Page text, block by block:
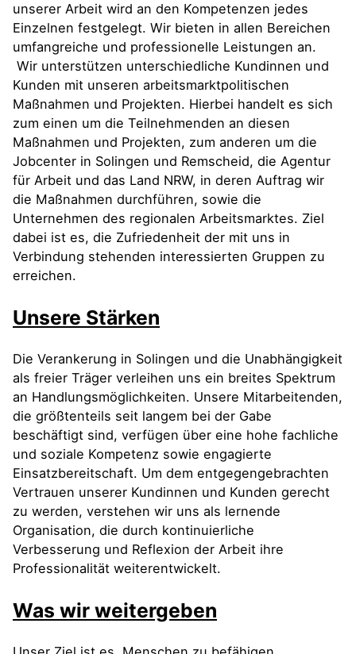
unserer Arbeit wird an den Kompetenzen jedes
Einzelnen festgelegt. Wir bieten in allen Bereichen
umfangreiche und professionelle Leistungen an.
Wir unterstützen unterschiedliche Kundinnen und
Kunden mit unseren arbeitsmarktpolitischen
Maßnahmen und Projekten. Hierbei handelt es sich
zum einen um die Teilnehmenden an diesen
Maßnahmen und Projekten, zum anderen um die
Jobcenter in Solingen und Remscheid, die Agentur
für Arbeit und das Land NRW, in deren Auftrag wir
die Maßnahmen durchführen, sowie die
Unternehmen des regionalen Arbeitsmarktes. Ziel
dabei ist es, die Zufriedenheit der mit uns in
Verbindung stehenden interessierten Gruppen zu
erreichen.
Unsere Stärken
Die Verankerung in Solingen und die Unabhängigkeit
als freier Träger verleihen uns ein breites Spektrum
an Handlungsmöglichkeiten. Unsere Mitarbeitenden,
die größtenteils seit langem bei der Gabe
beschäftigt sind, verfügen über eine hohe fachliche
und soziale Kompetenz sowie engagierte
Einsatzbereitschaft. Um dem entgegengebrachten
Vertrauen unserer Kundinnen und Kunden gerecht
zu werden, verstehen wir uns als lernende
Organisation, die durch kontinuierliche
Verbesserung und Reflexion der Arbeit ihre
Professionalität weiterentwickelt.
Was wir weitergeben